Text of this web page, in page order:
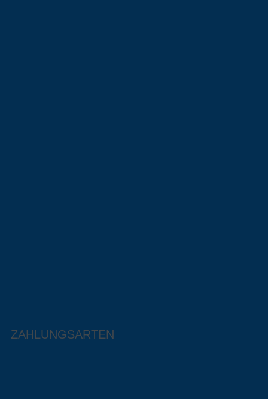
ZAHLUNGSARTEN